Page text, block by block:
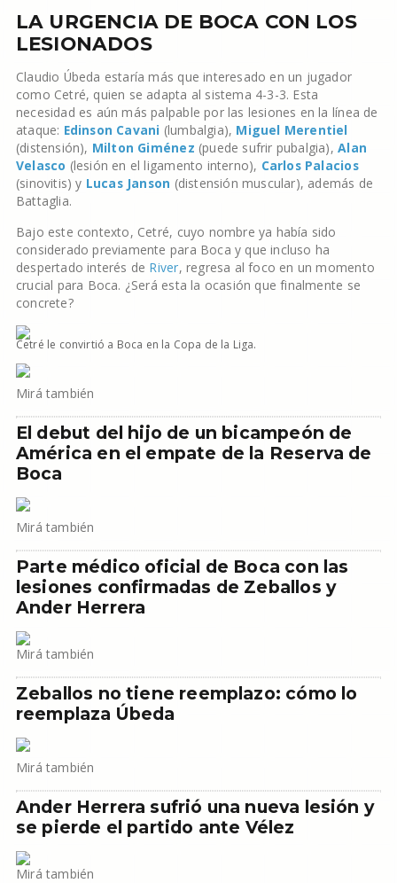
LA URGENCIA DE BOCA CON LOS
LESIONADOS
Claudio Úbeda estaría más que interesado en un jugador
como Cetré, quien se adapta al sistema 4-3-3. Esta
necesidad es aún más palpable por las lesiones en la línea de
ataque: Edinson Cavani (lumbalgia), Miguel Merentiel
(distensión), Milton Giménez (puede sufrir pubalgia),Alan
Velasco (lesión en el ligamento interno), Carlos Palacios
(sinovitis) y Lucas Janson (distensión muscular), además de
Battaglia.
Bajo este contexto, Cetré, cuyo nombre ya había sido
considerado previamente para Boca y que incluso ha
despertado interés de River, regresa al foco en un momento
crucial para Boca. ¿Será esta la ocasión que finalmente se
concrete?
Cetré le convirtió a Boca en la Copa de la Liga.
Mirá también
El debut del hijo de un bicampeón de
América en el empate de la Reserva de
Boca
Mirá también
Parte médico oficial de Boca con las
lesiones confirmadas de Zeballos y
Ander Herrera
Mirá también
Zeballos no tiene reemplazo: cómo lo
reemplaza Úbeda
Mirá también
Ander Herrera sufrió una nueva lesión y
se pierde el partido ante Vélez
Mirá también